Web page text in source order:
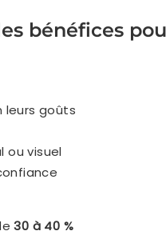
bénéfices
leurs goûts
ou visuel
30 à 40 %